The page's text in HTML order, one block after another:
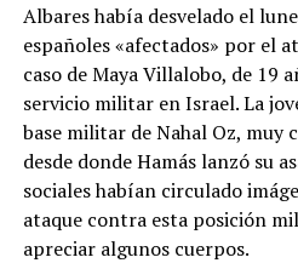
Albares había desvelado el
españoles «afectados» por el
caso de Maya Villalobo, de 19
servicio militar en Israel. La
base militar de Nahal Oz, muy
desde donde Hamás lanzó su
sociales habían circulado
ataque contra esta posición
apreciar algunos cuerpos.